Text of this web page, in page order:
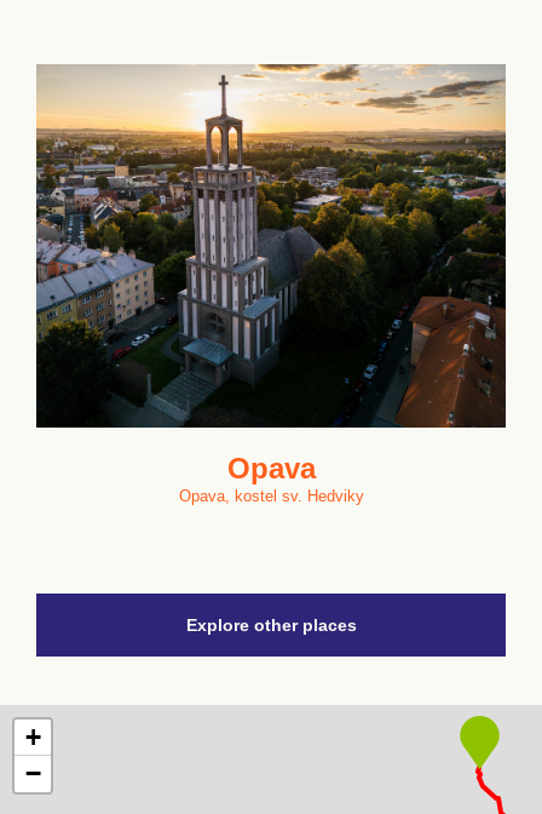
Opava
Opava, kostel sv. Hedviky
Explore other places
+
−